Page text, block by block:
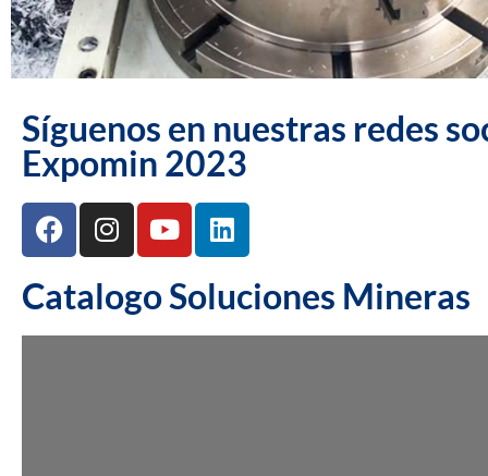
Síguenos en nuestras redes
Expomin 2023
Catalogo Soluciones Mineras